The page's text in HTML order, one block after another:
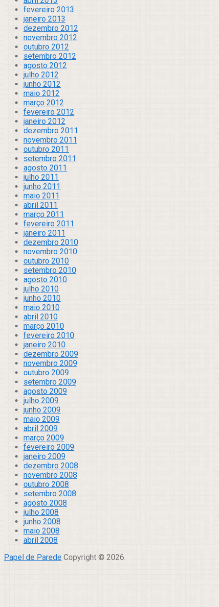
fevereiro 2013
janeiro 2013
dezembro 2012
novembro 2012
outubro 2012
setembro 2012
agosto 2012
julho 2012
junho 2012
maio 2012
março 2012
fevereiro 2012
janeiro 2012
dezembro 2011
novembro 2011
outubro 2011
setembro 2011
agosto 2011
julho 2011
junho 2011
maio 2011
abril 2011
março 2011
fevereiro 2011
janeiro 2011
dezembro 2010
novembro 2010
outubro 2010
setembro 2010
agosto 2010
julho 2010
junho 2010
maio 2010
abril 2010
março 2010
fevereiro 2010
janeiro 2010
dezembro 2009
novembro 2009
outubro 2009
setembro 2009
agosto 2009
julho 2009
junho 2009
maio 2009
abril 2009
março 2009
fevereiro 2009
janeiro 2009
dezembro 2008
novembro 2008
outubro 2008
setembro 2008
agosto 2008
julho 2008
junho 2008
maio 2008
abril 2008
Papel de Parede Copyright © 2026.